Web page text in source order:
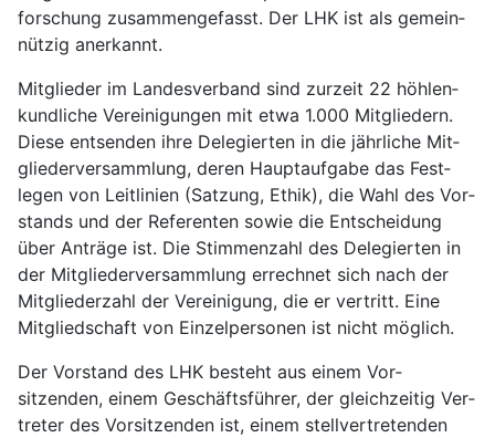
forschung zu­sammen­ge­fasst. Der LHK ist als gemein­
nützig anerkannt.
Mitglieder im Landes­verband sind zurzeit 22 höhlen­
kundliche Ver­einigungen mit etwa 1.000 Mit­gliedern.
Diese ent­senden ihre De­legierten in die jähr­liche Mit­
glieder­ver­sammlung, deren Haupt­auf­gabe das Fest­
legen von Leit­linien (Satzung, Ethik), die Wahl des Vor­
stands und der Refer­enten sowie die Ent­scheidung
über Anträge ist. Die Stimmen­zahl des Delegierten in
der Mit­glieder­ver­sammlung er­rechnet sich nach der
Mit­glieder­zahl der Ver­einigung, die er ver­tritt. Eine
Mit­glied­schaft von Einzel­personen ist nicht möglich.
Der Vorstand des LHK besteht aus einem Vor­
sitzenden, einem Geschäfts­führer, der gleich­zeitig Ver­
treter des Vor­sitzenden ist, einem stell­ver­tretenden